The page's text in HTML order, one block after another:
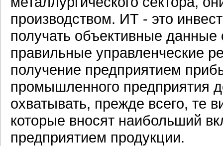
производством. ИТ - это
получать объективные
правильные управленческие
получение предприятием
промышленного предприятия
охватывать, прежде всего, те
которые вносят наибольший
предприятием продукции.